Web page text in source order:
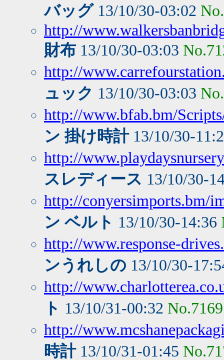
バッグ13/10/30-03:02
http://
財布 13/10/30-03:03
http://
ュック 13/10/30-03:03
http://www.bfab.bm/
ン 掛け時計13/10/30-
http://
スレディース 13/10/30-
http://conyersimports.bm/
ン ベルト 13/10/30-14:36
http://www.response-
ンうれしの 13/10/30-
http://
ト 13/10/31-00:32 No.7169
http://
時計13/10/31-01:45